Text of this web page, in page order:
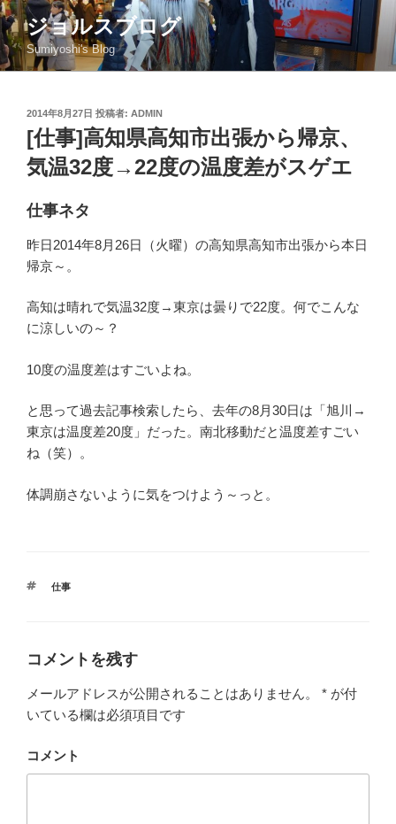
コ
ン
テ
ン
ジョルスブログ
Sumiyoshi's Blog
投
稿
日:
2014年8月27日 投稿者: ADMIN
[仕事]高知県高知市出張から帰京、
気温32度→22度の温度差がスゲエ
仕事ネタ
昨日2014年8月26日（火曜）の高知県高知市出張から本日
帰京～。
高知は晴れで気温32度→東京は曇りで22度。何でこんな
に涼しいの～？
10度の温度差はすごいよね。
と思って過去記事検索したら、去年の8月30日は「旭川→
東京は温度差20度」だった。南北移動だと温度差すごい
ね（笑）。
体調崩さないように気をつけよう～っと。
タ
仕事
コメントを残す
メールアドレスが公開されることはありません。 * が付
いている欄は必須項目です
コメント